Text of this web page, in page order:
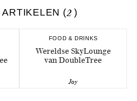
(2 )
FOOD & DRINKS
Wereldse SkyLounge
van DoubleTree
Joy